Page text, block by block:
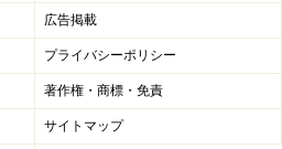
広告掲載
プライバシーポリシー
著作権・商標・免責
サイトマップ